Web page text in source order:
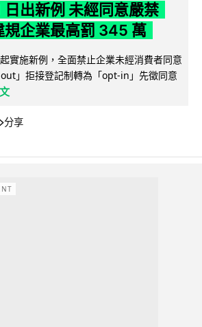
日出新例 未經同意嚴禁
企業最高罰 345 萬
實施新例，全面禁止企業未經消費者同意
」拒接登記制轉為「opt-in」先徵同意
分享